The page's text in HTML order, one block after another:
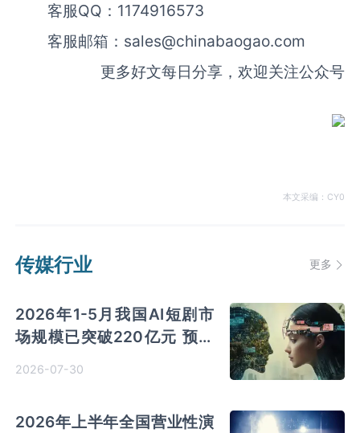
客服QQ：1174916573
客服邮箱： sales@chinabaogao.com
更多好文每日分享，欢迎关注公众号
本文采编：CY0
传媒行业 更多
2026年1-5月我国AI短剧市
场规模已突破220亿元 预测
2026-07-30
2026年上半年全国营业性演